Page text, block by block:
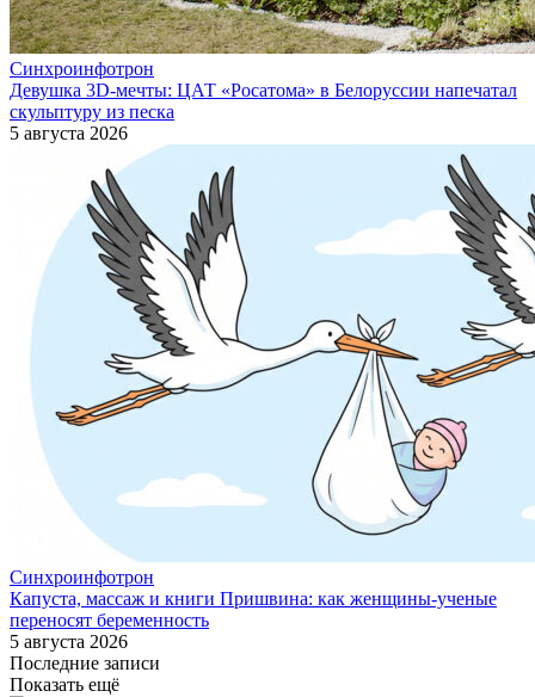
Синхроинфотрон
Девушка 3D-мечты: ЦАТ «Росатома» в Белоруссии напечатал
скульптуру из песка
5 августа 2026
Синхроинфотрон
Капуста, массаж и книги Пришвина: как женщины-ученые
переносят беременность
5 августа 2026
Последние записи
Показать ещё